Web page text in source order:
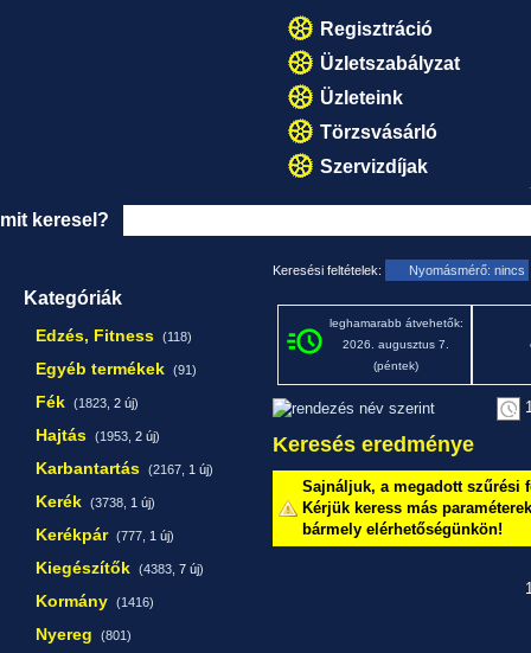
Regisztráció
Üzletszabályzat
Üzleteink
Törzsvásárló
Szervizdíjak
mit keresel?
Kategóriák
Edzés, Fitness (118)
Egyéb termékek (91)
Fék (1823, 2 új)
Hajtás (1953, 2 új)
Karbantartás (2167, 1 új)
Kerék (3738, 1 új)
Kerékpár (777, 1 új)
Kiegészítők (4383, 7 új)
Kormány (1416)
Nyereg (801)
Keresési feltételek: Nyomásmérő: nincs
leghamarabb átvehetők:
2026. augusztus 7.
(péntek)
Keresés eredménye
Sajnáljuk, a megadott szűrési
Kérjük keress más
bármely elérhetőségünkön!